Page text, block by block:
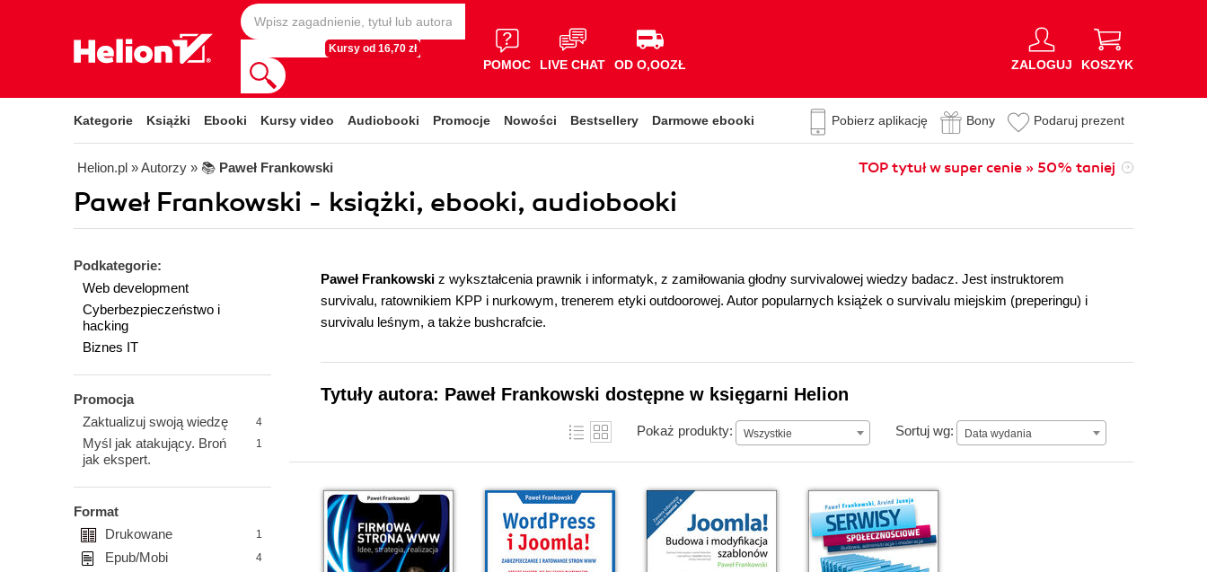
Kursy od 16,70 zł
POMOC LIVE CHAT OD O,OOZŁ ZALOGUJ KOSZYK
Kategorie Książki Ebooki Kursy video Audiobooki Promocje Nowości Bestsellery Darmowe ebooki Pobierz aplikację Bony Podaruj prezent
Helion.pl » Autorzy » 📚 Paweł Frankowski TOP tytuł w super cenie » 50% taniej
Paweł Frankowski - książki, ebooki, audiobooki
Podkategorie:
Web development
Cyberbezpieczeństwo i
hacking
Biznes IT
Promocja
Zaktualizuj swoją wiedzę
4
Myśl jak atakujący. Broń
jak ekspert.
1
Format
Drukowane
1
Epub/Mobi 4
Paweł Frankowski z wykształcenia prawnik i informatyk, z zamiłowania głodny survivalowej wiedzy badacz. Jest instruktorem
survivalu, ratownikiem KPP i nurkowym, trenerem etyki outdoorowej. Autor popularnych książek o survivalu miejskim (preperingu) i
survivalu leśnym, a także bushcrafcie.
Tytuły autora: Paweł Frankowski dostępne w księgarni Helion
Pokaż produkty: Wszystkie Sortuj wg: Data wydania
Data wydania